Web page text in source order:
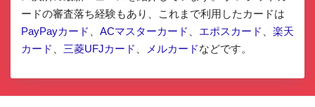
ードの審査落ち経験もあり、これまで利用したカードは
PayPayカード
ACマスターカード エポスカード
楽天
カード
三菱UFJカード メルカードなどです。